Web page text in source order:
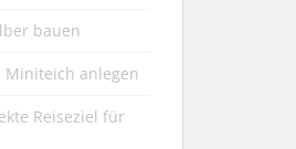
bauen
Miniteich anlegen
Reiseziel für